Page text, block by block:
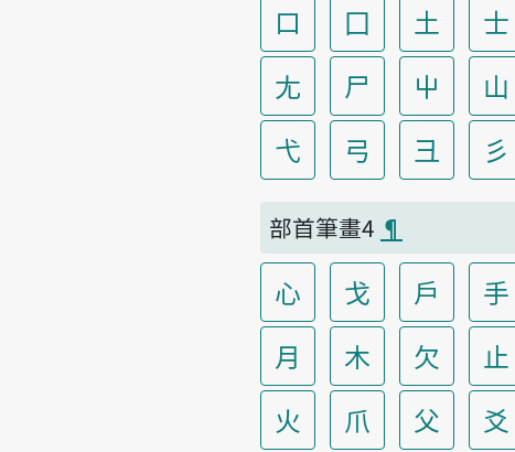
口 囗 土 士
尢
尸 屮 山
弋
弓 彐 彡
部首筆畫4 ¶
心 戈 戶 手
月
木 欠 止
火
爪 父 爻